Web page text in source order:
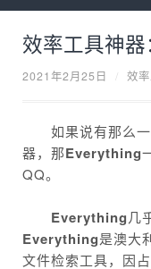
效率工具神器
2021年2月25日 效
如果说有那么一
器，那Everything
QQ。
Everything几
Everything是澳大
文件检索工具，因